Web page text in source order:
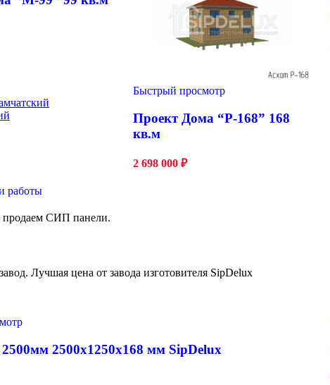
Быстрый просмотр
Проект Дома “Р-168” 168
кв.м
2 698 000 ₽
работы
СИП панели.
Лучшая цена от завода изготовителя SipDelux
2500x1250x168 мм SipDelux